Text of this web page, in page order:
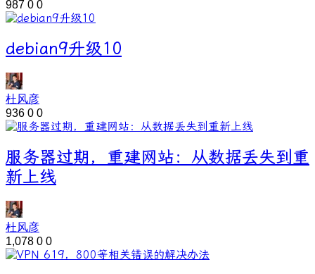
987 0 0
debian9升级10
杜风彦
936 0 0
服务器过期，重建网站：从数据丢失到重
新上线
杜风彦
1,078 0 0